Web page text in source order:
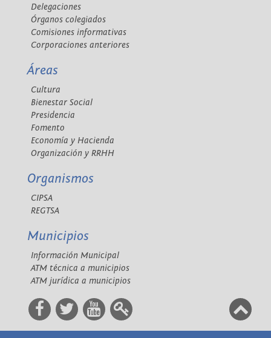
Delegaciones
Órganos colegiados
Comisiones informativas
Corporaciones anteriores
Áreas
Cultura
Bienestar Social
Presidencia
Fomento
Economía y Hacienda
Organización y RRHH
Organismos
CIPSA
REGTSA
Municipios
Información Municipal
ATM técnica a municipios
ATM jurídica a municipios